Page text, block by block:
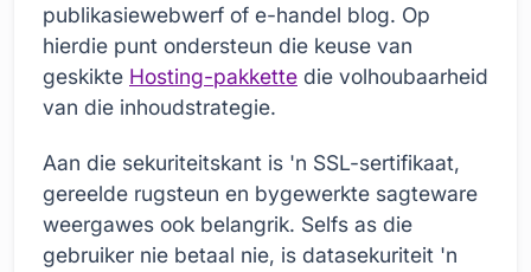
publikasiewebwerf of e-handel blog. Op
hierdie punt ondersteun die keuse van
geskikte Hosting-pakkette die volhoubaarheid
van die inhoudstrategie.
Aan die sekuriteitskant is 'n SSL-sertifikaat,
gereelde rugsteun en bygewerkte sagteware
weergawes ook belangrik. Selfs as die
gebruiker nie betaal nie, is datasekuriteit 'n